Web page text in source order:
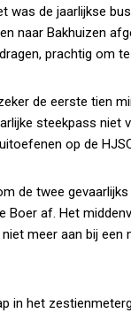
de jaarlijkse
naar Bakhuizen
prachtig om
de eerste tien
steekpass niet
op de
de twee
Boer af. Het
meer aan bij
in het